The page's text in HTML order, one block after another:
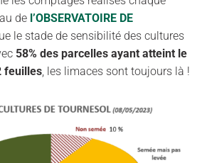
de l’OBSERVATOIRE DE
le stade de sensibilité des cultures
58% des parcelles ayant atteint le
feuilles, les limaces sont toujours là !